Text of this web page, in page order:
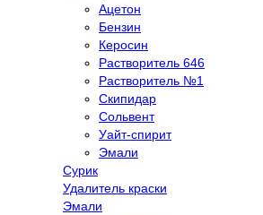
Ацетон
Бензин
Керосин
Растворитель 646
Растворитель №1
Скипидар
Сольвент
Уайт-спирит
Эмали
Сурик
Удалитель краски
Эмали